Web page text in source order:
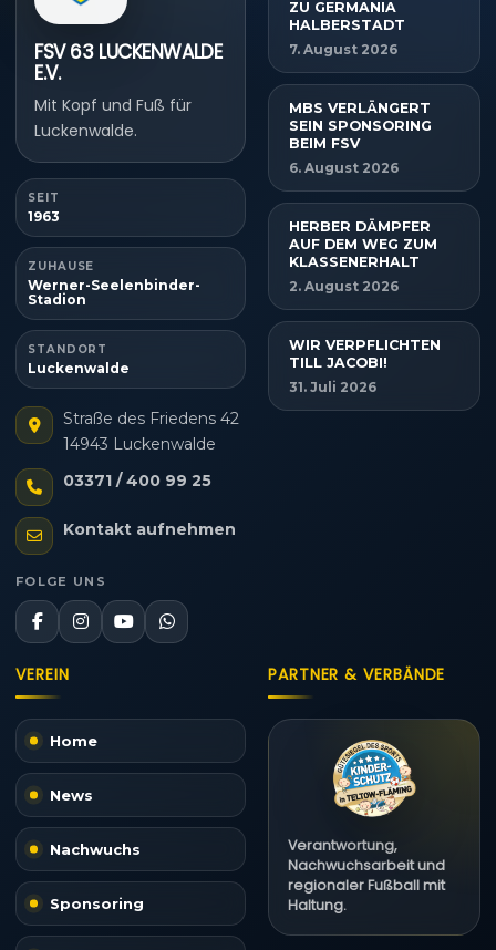
FSV 63 LUCKENWALDE
E.V.
Mit Kopf und Fuß für
Luckenwalde.
SEIT
1963
ZUHAUSE
Werner-Seelenbinder-
Stadion
STANDORT
Luckenwalde
Straße des Friedens 42
14943 Luckenwalde
03371 / 400 99 25
Kontakt aufnehmen
FOLGE UNS
ZU GERMANIA
HALBERSTADT
7. August 2026
MBS VERLÄNGERT
SEIN SPONSORING
BEIM FSV
6. August 2026
HERBER DÄMPFER
AUF DEM WEG ZUM
KLASSENERHALT
2. August 2026
WIR VERPFLICHTEN
TILL JACOBI!
31. Juli 2026
VEREIN
Home
News
Nachwuchs
Sponsoring
PARTNER & VERBÄNDE
Verantwortung,
Nachwuchsarbeit und
regionaler Fußball mit
Haltung.